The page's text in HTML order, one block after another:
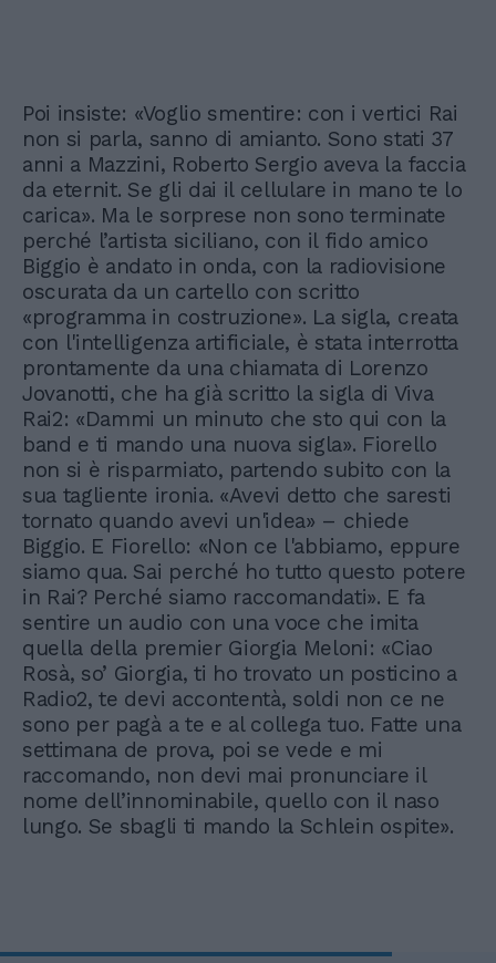
Poi insiste: «Voglio smentire: con i vertici Rai
non si parla, sanno di amianto. Sono stati 37
anni a Mazzini, Roberto Sergio aveva la faccia
da eternit. Se gli dai il cellulare in mano te lo
carica». Ma le sorprese non sono terminate
perché l’artista siciliano, con il fido amico
Biggio è andato in onda, con la radiovisione
oscurata da un cartello con scritto
«programma in costruzione». La sigla, creata
con l'intelligenza artificiale, è stata interrotta
prontamente da una chiamata di Lorenzo
Jovanotti, che ha già scritto la sigla di Viva
Rai2: «Dammi un minuto che sto qui con la
band e ti mando una nuova sigla». Fiorello
non si è risparmiato, partendo subito con la
sua tagliente ironia. «Avevi detto che saresti
tornato quando avevi un'idea» – chiede
Biggio. E Fiorello: «Non ce l'abbiamo, eppure
siamo qua. Sai perché ho tutto questo potere
in Rai? Perché siamo raccomandati». E fa
sentire un audio con una voce che imita
quella della premier Giorgia Meloni: «Ciao
Rosà, so’ Giorgia, ti ho trovato un posticino a
Radio2, te devi accontentà, soldi non ce ne
sono per pagà a te e al collega tuo. Fatte una
settimana de prova, poi se vede e mi
raccomando, non devi mai pronunciare il
nome dell’innominabile, quello con il naso
lungo. Se sbagli ti mando la Schlein ospite».